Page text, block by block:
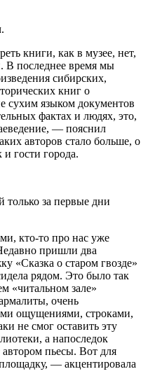
книги, как в музее, нет,
В последнее время мы
сибирских,
книг о
сухим языком документов
фактах и людях, это,
— пояснил
авторов стало больше, о
гости города.
за первые дни
кто-то про нас уже
пришли два
«Сказка о старом гвозде»
рядом. Это было так
«читальном зале»
очень
ощущениями, строками,
не смог оставить эту
а напоследок
автором пьесы. Вот для
— акцентировала